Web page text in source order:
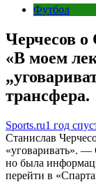
Футбол
Черчесов о
«В моем
трансфера.
Sports.ru1 год
Станислав
«уговаривать». —
но была
перейти в